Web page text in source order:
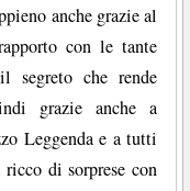
anche grazie al
con le tante
segreto che rende
grazie anche a
Leggenda e a tutti
di sorprese con